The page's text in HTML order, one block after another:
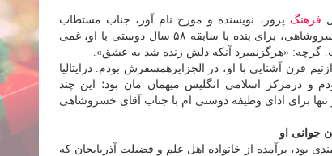
فرهنگ پرور، نویسنده و مورخ نام آور، جناب مستطاب
سیدهادی خسروشاهی، برای بنده با سابقه ۵۸ سال دوستی با او، غمی
گرچه: «هرگزنمیرد آنكه دلش زنده شد به عشق».
قرن آشنایی با او، در الجزایرهمسفرش بودم. درایتالیا
و درمركز اسلامی انگلیس میهمان مان بود؛ این چند
تنها برای ادای وظیفه دوستی ام با جناب آقای خسروشاهی
جوانی او
بود، برآمده از خانواده اهل علم و فضیلت آذربایجان كه